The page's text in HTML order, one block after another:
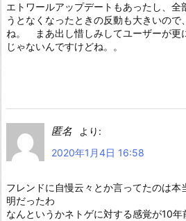
エトワールアップデートもあったし、全
うとなくなったときの反動も大きいので
ね。 まあ出し惜しみしてユーザーが更
じゃないんですけどね。。
匿名
より:
2020年1月4日 16:58
フレンドに自慢云々とか言ってたのは本
明だったわ
なんというかネトゲに対する感覚が10